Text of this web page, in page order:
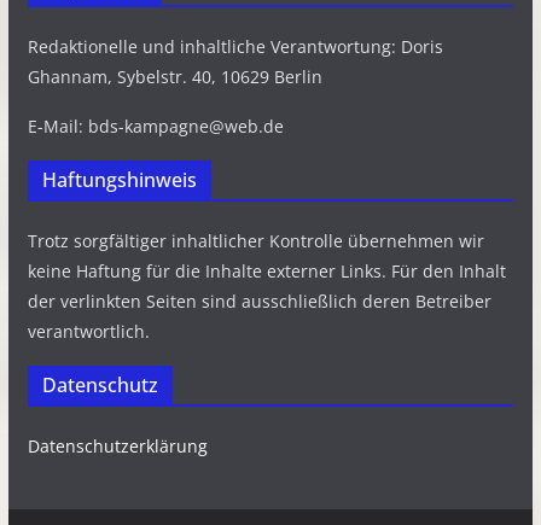
Redaktionelle und inhaltliche Verantwortung: Doris
Ghannam, Sybelstr. 40, 10629 Berlin
E-Mail: bds-kampagne@web.de
Haftungshinweis
Trotz sorgfältiger inhaltlicher Kontrolle übernehmen wir
keine Haftung für die Inhalte externer Links. Für den Inhalt
der verlinkten Seiten sind ausschließlich deren Betreiber
verantwortlich.
Datenschutz
Datenschutzerklärung